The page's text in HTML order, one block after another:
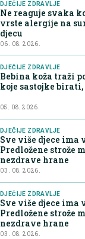
DJEČIJE ZDRAVLJE
Ne reaguje svaka
vrste alergije na
djecu
06. 08. 2026.
DJEČIJE ZDRAVLJE
Bebina koža traži
koje sastojke
05. 08. 2026.
DJEČIJE ZDRAVLJE
Sve više djece
Predložene strože
nezdrave hrane
03. 08. 2026.
DJEČIJE ZDRAVLJE
Sve više djece
Predložene strože
nezdrave hrane
03. 08. 2026.